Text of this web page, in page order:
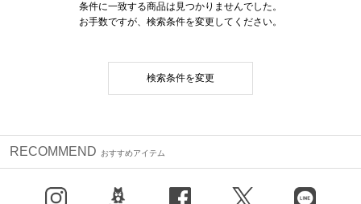
条件に一致する商品は見つかりませんでした。
お手数ですが、検索条件を変更してください。
検索条件を変更
RECOMMEND おすすめアイテム
X（旧Twitter） LINE